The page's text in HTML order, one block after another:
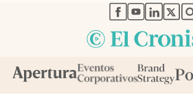
abre en nueva
abre en
abre